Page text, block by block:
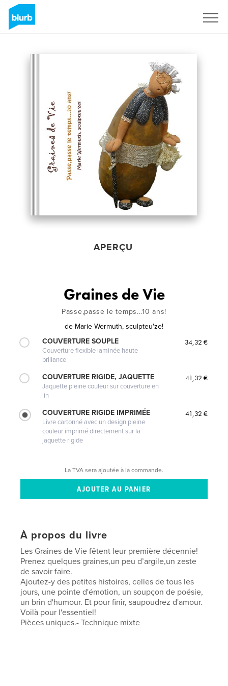
APERÇU
Graines de Vie
Passe,passe le temps...10 ans!
de Marie Wermuth, sculpteu'ze!
COUVERTURE SOUPLE
Couverture flexible laminée haute
brillance
34,32 €
COUVERTURE RIGIDE, JAQUETTE
Jaquette pleine couleur sur couverture en
lin
41,32 €
COUVERTURE RIGIDE IMPRIMÉE
Livre cartonné avec un design pleine
couleur imprimé directement sur la
jaquette rigide
41,32 €
La TVA sera ajoutée à la commande.
À propos du livre
Les Graines de Vie fêtent leur première décennie!
Prenez quelques graines,un peu d’argile,un zeste
de savoir faire.
Ajoutez-y des petites histoires, celles de tous les
jours, une pointe d'émotion, un soupçon de poésie,
un brin d'humour. Et pour finir, saupoudrez d'amour.
Voilà pour l'essentiel!
Pièces uniques.- Technique mixte